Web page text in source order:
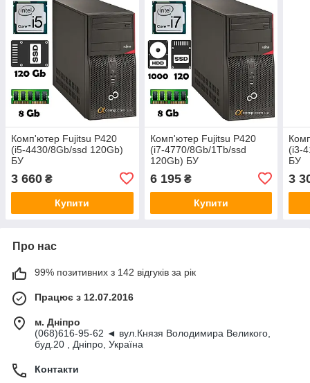
Комп'ютер Fujitsu P420
(i5-4430/8Gb/ssd 120Gb)
БУ
3 660 ₴
Купити
Комп'ютер Fujitsu P420
(i7-4770/8Gb/1Tb/ssd
120Gb) БУ
6 195₴
Купити
(i3-
БУ
3
Про нас
99% позитивних з 142 відгуків за рік
Працює з 12.07.2016
м. Дніпро
(068)616-95-62 ◄ вул.Князя Володимира Великого,
буд.20 , Дніпро, Україна
Контакти